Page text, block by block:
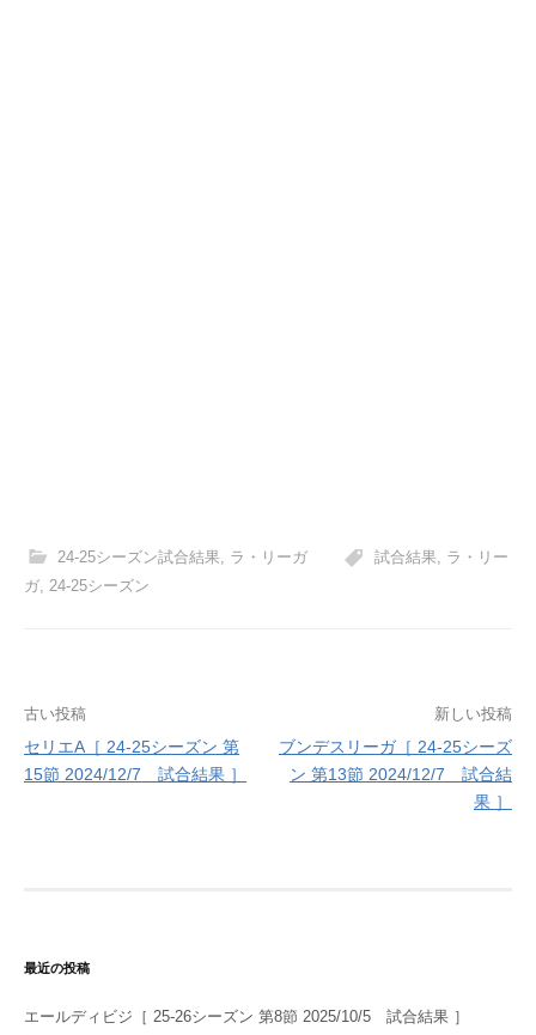
24-25シーズン試合結果, ラ・リーガ 試合結果, ラ・リー
ガ 24-25シーズン
投
稿
シ
ョ
古い投稿
セリエA［ 24-25シーズン 第
15節 2024/12/7 試合結果 ］
新しい投稿
ブンデスリーガ［ 24-25シーズ
ン 第13節 2024/12/7 試合結
果 ］
最近の投稿
エールディビジ［ 25-26シーズン 第8節 2025/10/5 試合結果 ］